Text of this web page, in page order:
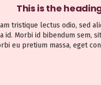
This is the
tristique lectus odio, sed
id. Morbi id bibendum sem,
eu pretium massa, eget